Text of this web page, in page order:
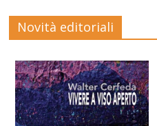
Novità editoriali